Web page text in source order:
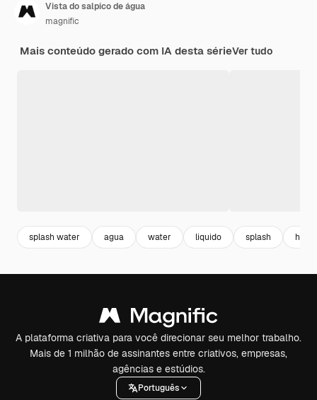
Vista do salpico de água
magnific
Mais conteúdo gerado com IA desta sérieVer tudo
splash water agua water liquido splash
A plataforma criativa para você direcionar seu melhor trabalho.
Mais de 1 milhão de assinantes entre criativos, empresas,
agências e estúdios.
Português